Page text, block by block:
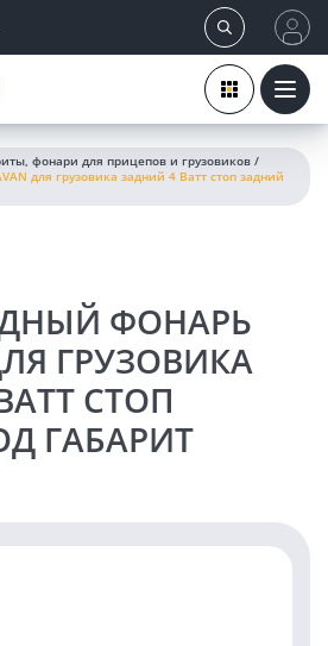
фонари для прицепов и грузовиков /
для грузовика задний 4 Ватт стоп задний
ФОНАРЬ
ГРУЗОВИКА
СТОП
ГАБАРИТ